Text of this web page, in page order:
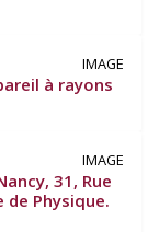
IMAGE
à rayons
IMAGE
31, Rue
Physique.